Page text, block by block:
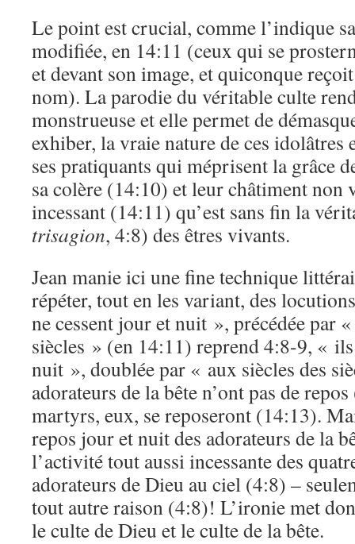
Le point est crucial, comme l’indique
modifiée, en 14:11 (ceux qui se
et devant son image, et quiconque
nom). La parodie du véritable culte
monstrueuse et elle permet de
exhiber, la vraie nature de ces idolâtres
ses pratiquants qui méprisent la grâce
sa colère (14:10) et leur châtiment non
incessant (14:11) qu’est sans fin la
trisagion, 4:8) des êtres vivants.
Jean manie ici une fine technique
répéter, tout en les variant, des
ne cessent jour et nuit », précédée par
siècles » (en 14:11) reprend 4:8-9, «
nuit », doublée par « aux siècles des
adorateurs de la bête n’ont pas de
martyrs, eux, se reposeront (14:13).
repos jour et nuit des adorateurs de la
l’activité tout aussi incessante des
adorateurs de Dieu au ciel (4:8) –
tout autre raison (4:8)! L’ironie met
le culte de Dieu et le culte de la bête.